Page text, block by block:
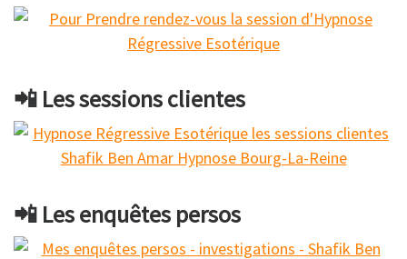
📲 Les sessions clientes
📲 Les enquêtes persos